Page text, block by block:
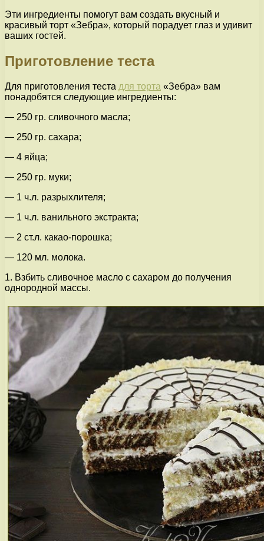
Эти ингредиенты помогут вам создать вкусный и
красивый торт «Зебра», который порадует глаз и удивит
ваших гостей.
Приготовление теста
Для приготовления теста для торта «Зебра» вам
понадобятся следующие ингредиенты:
— 250 гр. сливочного масла;
— 250 гр. сахара;
— 4 яйца;
— 250 гр. муки;
— 1 ч.л. разрыхлителя;
— 1 ч.л. ванильного экстракта;
— 2 ст.л. какао-порошка;
— 120 мл. молока.
1. Взбить сливочное масло с сахаром до получения
однородной массы.